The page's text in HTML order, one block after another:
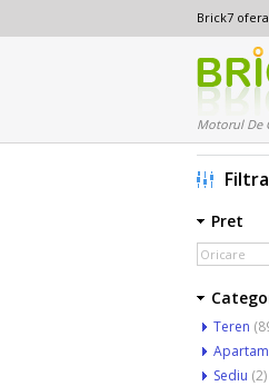
Brick7
Motorul De
Pret
Oricare
Teren
Sediu (2)